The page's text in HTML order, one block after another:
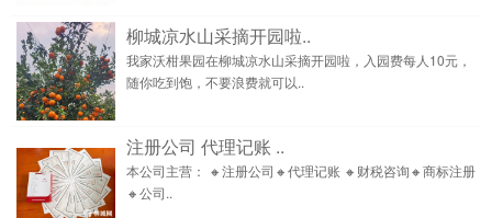
柳城凉水山采摘开园啦..
我家沃柑果园在柳城凉水山采摘开园啦，入园费每人10元，
随你吃到饱，不要浪费就可以..
注册公司 代理记账 ..
本公司主营： 🔸注册公司🔸代理记账 🔸财税咨询🔸商标注册
🔸公司..